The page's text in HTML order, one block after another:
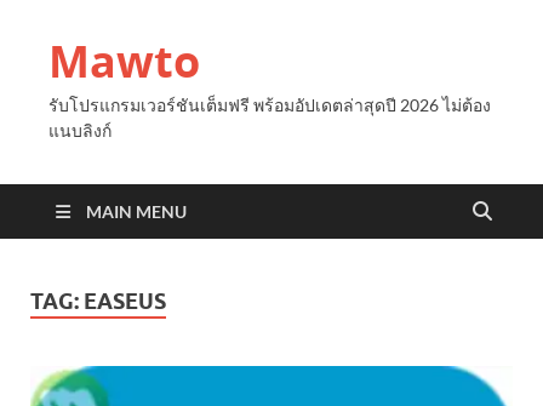
Mawto
รับโปรแกรมเวอร์ชันเต็มฟรี พร้อมอัปเดตล่าสุดปี 2026 ไม่ต้อง
แนบลิงก์
MAIN MENU
TAG: EASEUS